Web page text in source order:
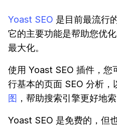
Yoast SEO 是目前最流行
它的主要功能是帮助您优
最大化。
使用 Yoast SEO 插件，您
行基本的页面 SEO 分析，
图 ，帮助搜索引擎更好地
Yoast SEO 是免费的，但